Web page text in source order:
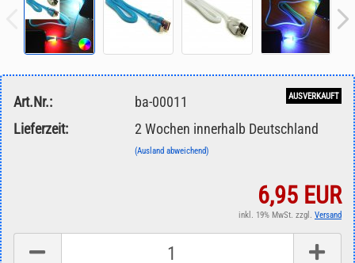
AUSVERKAUFT
Art.Nr.:
ba-00011
Lieferzeit:
2 Wochen innerhalb Deutschland
(Ausland abweichend)
6,95 EUR
inkl. 19% MwSt. zzgl. Versand